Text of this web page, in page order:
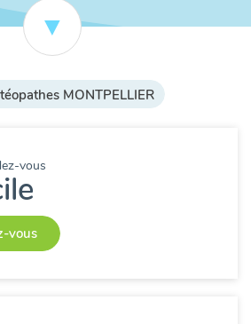
MONTPELLIER
vous
vous